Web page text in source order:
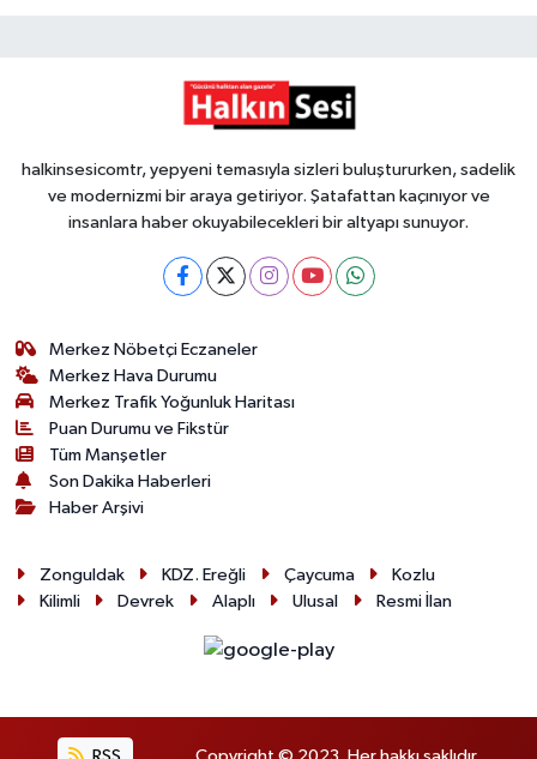
halkinsesicomtr, yepyeni temasıyla sizleri buluştururken, sadelik
ve modernizmi bir araya getiriyor. Şatafattan kaçınıyor ve
insanlara haber okuyabilecekleri bir altyapı sunuyor.
Merkez Nöbetçi Eczaneler
Merkez Hava Durumu
Merkez Trafik Yoğunluk Haritası
Puan Durumu ve Fikstür
Tüm Manşetler
Son Dakika Haberleri
Haber Arşivi
Zonguldak KDZ. Ereğli Çaycuma
Kozlu
Kilimli
Devrek Alaplı Ulusal Resmi İlan